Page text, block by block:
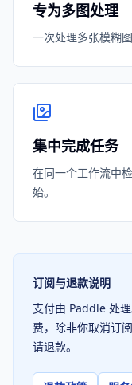
专为多图处理
一次处理多张模糊
集中完成任务
在同一个工作流中
始。
订阅与退款说明
支付由 Paddle 处
费，除非你取消订
请退款。